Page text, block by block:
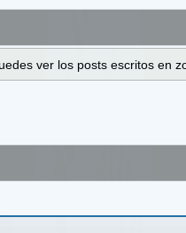
ver los posts escritos en